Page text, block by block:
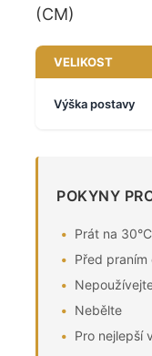
(CM)
VELIKOST
Výška postavy
POKYNY
Prát na 30°C
Před
Nebělte
Pro nejlepší